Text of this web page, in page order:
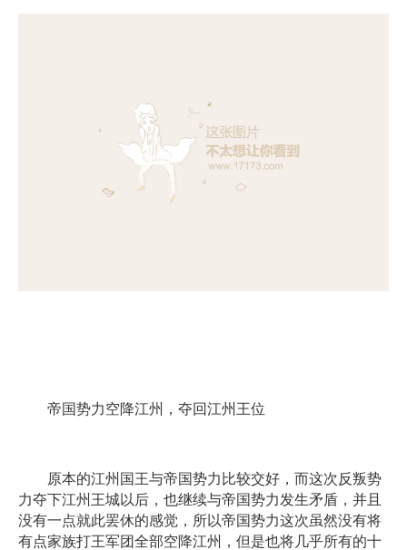
帝国势力空降江州，夺回江州王位
原本的江州国王与帝国势力比较交好，而这次反叛势
力夺下江州王城以后，也继续与帝国势力发生矛盾，并且
没有一点就此罢休的感觉，所以帝国势力这次虽然没有将
有点家族打王军团全部空降江州，但是也将几乎所有的十